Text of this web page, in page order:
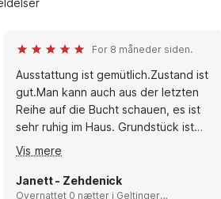
For 8 måneder siden.
Ausstattung ist gemütlich.Zustand ist
gut.Man kann auch aus der letzten
Reihe auf die Bucht schauen, es ist
sehr ruhig im Haus. Grundstück ist
ausreichend und Parkplatz ist am
Haus Empfehlungen: Ausstattung ist
gemütlich.Zustand ist gut.Man kann
auch aus der letzten Reihe auf die
Vis mere
Janett - Zehdenick
Overnattet 0 nætter i Geltinger